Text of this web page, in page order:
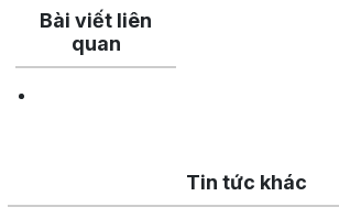
Bài viết liên
quan
Tin tức khác